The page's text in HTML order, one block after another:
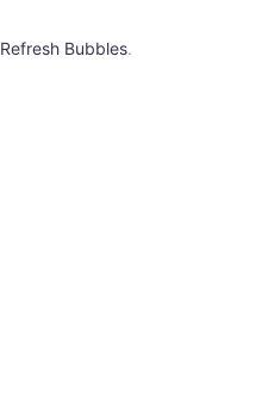
Refresh Bubbles.